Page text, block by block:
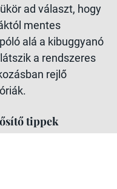
ad választ, hogy
mentes
alá a kibuggyanó
a rendszeres
rejlő
tippek